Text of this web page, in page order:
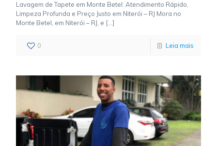
Lavagem de Tapete em Monte Betel: Atendimento Rápido,
Limpeza Profunda e Preço Justo em Niterói – RJ Mora no
Monte Betel, em Niterói – RJ, e […]
0 Leia mais